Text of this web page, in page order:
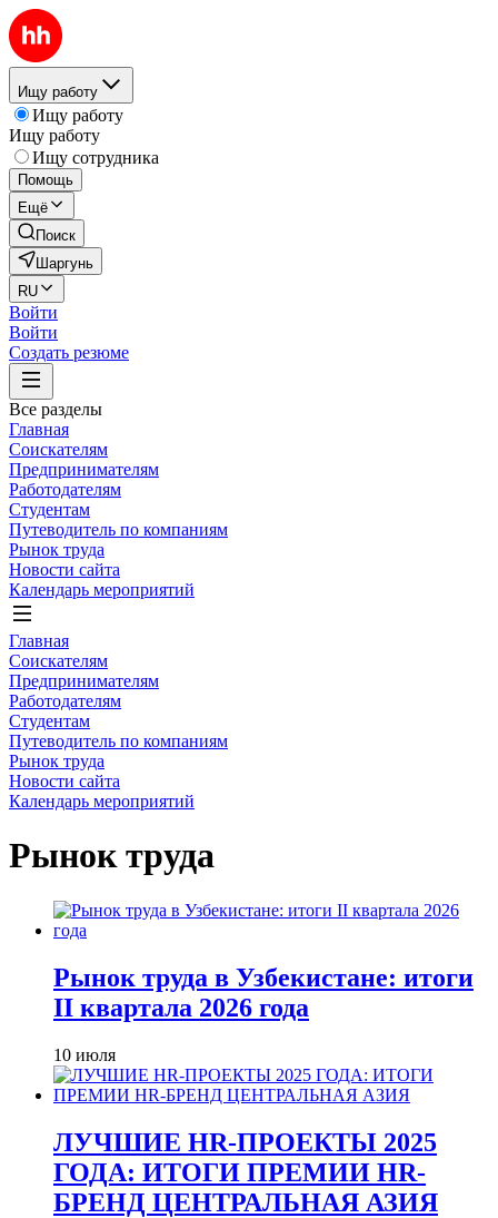
Ищу работу
Ищу работу
Ищу работу
Ищу сотрудника
Помощь
Ещё
Поиск
Шаргунь
RU
Войти
Войти
Создать резюме
Все разделы
Главная
Соискателям
Предпринимателям
Работодателям
Студентам
Путеводитель по компаниям
Рынок труда
Новости сайта
Календарь мероприятий
Главная
Соискателям
Предпринимателям
Работодателям
Студентам
Путеводитель по компаниям
Рынок труда
Новости сайта
Календарь мероприятий
Рынок труда
Рынок труда в Узбекистане: итоги
II квартала 2026 года
10 июля
ЛУЧШИЕ HR-ПРОЕКТЫ 2025
ГОДА: ИТОГИ ПРЕМИИ HR-
БРЕНД ЦЕНТРАЛЬНАЯ АЗИЯ